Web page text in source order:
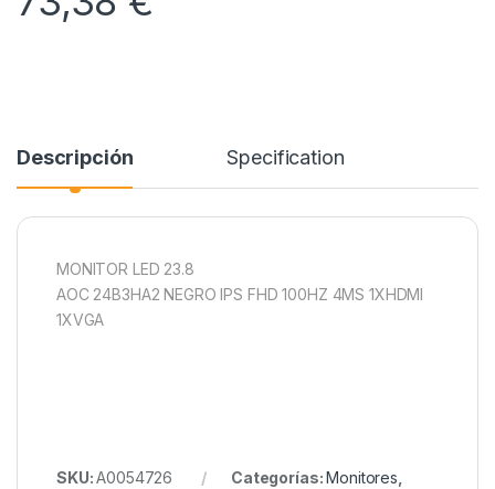
Descripción Specification
MONITOR LED 23.8
AOC 24B3HA2 NEGRO IPS FHD 100HZ 4MS 1XHDMI
1XVGA
SKU:A0054726 Categorías:Monitores